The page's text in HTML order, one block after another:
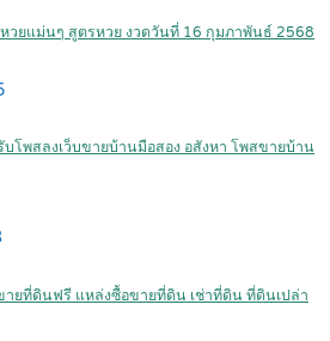
หวยแม่นๆ สูตรหวย งวดวันที่ 16 กุมภาพันธ์ 2568
โพสลงเว็บขายบ้านมือสอง อสังหา โพสขายบ้าน
ายที่ดินฟรี แหล่งซื้อขายที่ดิน เช่าที่ดิน ที่ดินเปล่า